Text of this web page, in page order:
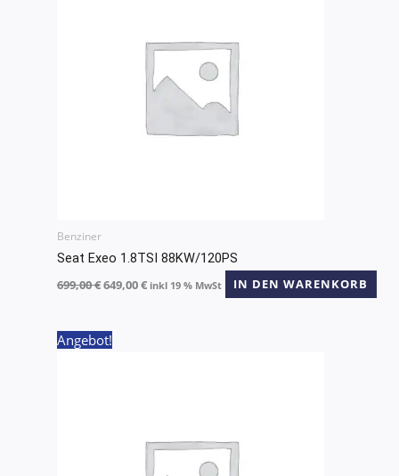
Benziner
Seat Exeo 1.8TSI 88KW/120PS
699,00€649,00€ inkl 19 % MwSt IN DEN WARENKORB
Angebot!Ursprünglicher
Preis